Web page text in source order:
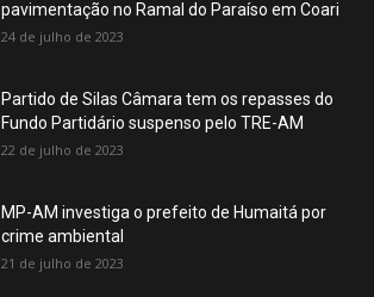
pavimentação no Ramal do Paraíso em Coari
24 de julho de 2023
Partido de Silas Câmara tem os repasses do
Fundo Partidário suspenso pelo TRE-AM
22 de julho de 2023
MP-AM investiga o prefeito de Humaitá por
crime ambiental
21 de julho de 2023